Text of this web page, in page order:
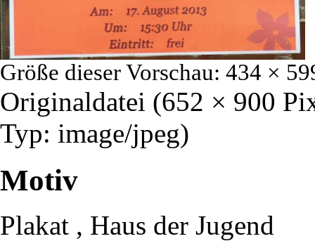
Größe dieser Vorschau: 434 ×
Originaldatei (652 × 900
Typ: image/jpeg)
Motiv
Plakat , Haus der Jugend